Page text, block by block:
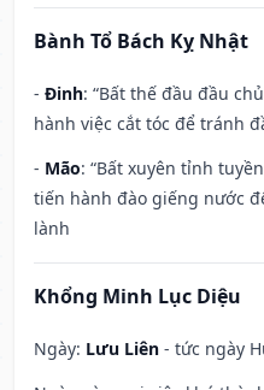
Bành Tổ Bách Kỵ Nhật
- Đinh: “Bất thế đầu đầu
hành việc cắt tóc để tránh
- Mão: “Bất xuyên tỉnh
tiến hành đào giếng nước
lành
Khổng Minh Lục Diệu
Ngày: Lưu Liên - tức ngày